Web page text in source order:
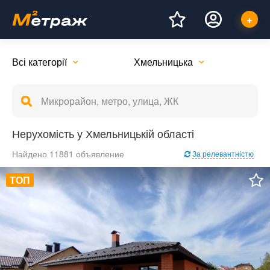
Всі категорії Хмельницька
Нерухомість у Хмельницькій області
Найдено 11881 объявление За релевантністю
ТОП